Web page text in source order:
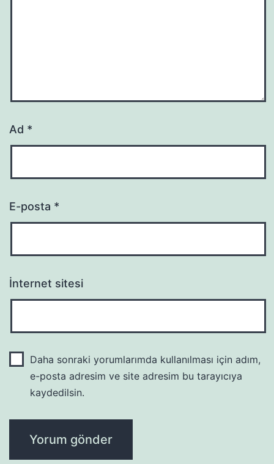
Ad *
E-posta *
İnternet sitesi
Daha sonraki yorumlarımda kullanılması için adım,
e-posta adresim ve site adresim bu tarayıcıya
kaydedilsin.